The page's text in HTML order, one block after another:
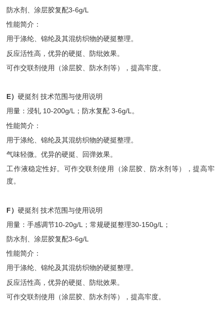
防水剂、涂层胶复配3-6g/L
性能简介：
用于涤纶、锦纶及其混纺织物的硬挺整理。
反应活性高，优异的硬挺、防纰效果。
可作交联剂使用（涂层胶、防水剂等），提高牢度。
E）硬挺剂 技术范围与使用说明
用量：浸轧 10-200g/L；防水复配 3-6g/L。
性能简介：
用于涤纶、锦纶及其混纺织物的硬挺整理。
气味轻微。优异的硬挺、回弹效果。
工作液稳定性好。可作交联剂使用（涂层胶、防水剂等），提高牢
度。
F）硬挺剂 技术范围与使用说明
用量：手感调节10-20g/L；常规硬挺整理30-150g/L；
防水剂、涂层胶复配3-6g/L
性能简介：
用于涤纶、锦纶及其混纺织物的硬挺整理。
反应活性高，优异的硬挺、防纰效果。
可作交联剂使用（涂层胶、防水剂等），提高牢度。